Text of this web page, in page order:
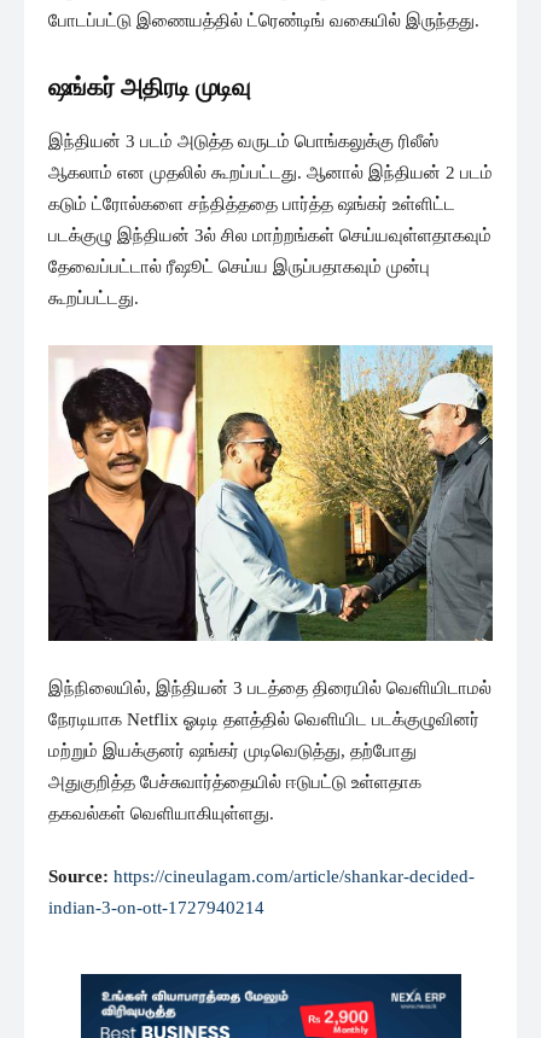
போடப்பட்டு இணையத்தில் ட்ரெண்டிங் வகையில் இருந்தது.
ஷங்கர் அதிரடி முடிவு
இந்தியன் 3 படம் அடுத்த வருடம் பொங்கலுக்கு ரிலீஸ்
ஆகலாம் என முதலில் கூறப்பட்டது. ஆனால் இந்தியன் 2 படம்
கடும் ட்ரோல்களை சந்தித்ததை பார்த்த ஷங்கர் உள்ளிட்ட
படக்குழு இந்தியன் 3ல் சில மாற்றங்கள் செய்யவுள்ளதாகவும்
தேவைப்பட்டால் ரீஷூட் செய்ய இருப்பதாகவும் முன்பு
கூறப்பட்டது.
இந்நிலையில், இந்தியன் 3 படத்தை திரையில் வெளியிடாமல்
நேரடியாக Netflix ஓடிடி தளத்தில் வெளியிட படக்குழுவினர்
மற்றும் இயக்குனர் ஷங்கர் முடிவெடுத்து, தற்போது
அதுகுறித்த பேச்சுவார்த்தையில் ஈடுபட்டு உள்ளதாக
தகவல்கள் வெளியாகியுள்ளது.
Source: https://cineulagam.com/article/shankar-decided-
indian-3-on-ott-1727940214